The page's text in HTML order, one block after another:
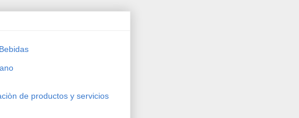
de productos y servicios